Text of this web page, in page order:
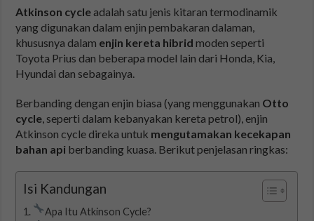
Atkinson cycleadalah satu jenis kitaran termodinamik
yang digunakan dalam enjin pembakaran dalaman,
khususnya dalam enjin kereta hibrid moden seperti
Toyota Prius dan beberapa model lain dari Honda, Kia,
Hyundai dan sebagainya.
Berbanding dengan enjin biasa (yang menggunakan Otto
cycle , seperti dalam kebanyakan kereta petrol), enjin
Atkinson cycle direka untuk mengutamakan kecekapan
bahan api berbanding kuasa. Berikut penjelasan ringkas:
Isi Kandungan
Apa Itu Atkinson Cycle?